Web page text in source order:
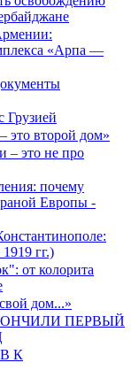
«Арпа —
Грузией
это второй дом»
– это не про
почему
раной Европы -
гг.)
от колорита
дом...»
ПЕРВЫЙ
К